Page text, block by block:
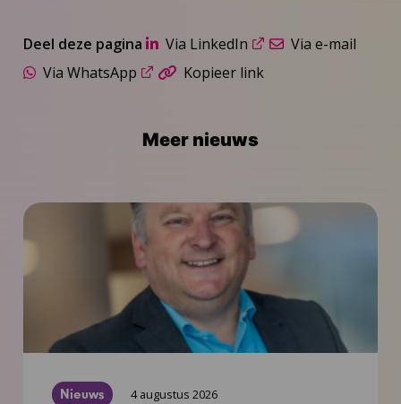
Deel deze pagina Via LinkedIn
Via e-mail
Via WhatsApp
Kopieer link
Meer nieuws
Nieuws 4 augustus 2026